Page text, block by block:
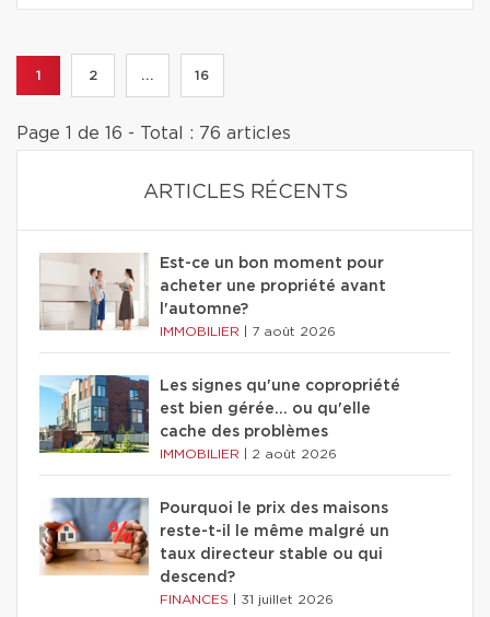
1 2 ... 16
Page 1 de 16 - Total : 76 articles
ARTICLES RÉCENTS
Est-ce un bon moment pour
acheter une propriété avant
l'automne?
IMMOBILIER 7 août 2026
Les signes qu'une copropriété
est bien gérée… ou qu'elle
cache des problèmes
IMMOBILIER 2 août 2026
Pourquoi le prix des maisons
reste-t-il le même malgré un
taux directeur stable ou qui
descend?
FINANCES 31 juillet 2026